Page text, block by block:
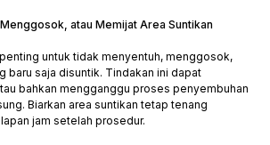
atau Memijat Area Suntikan
untuk tidak menyentuh, menggosok,
baru saja disuntik. Tindakan ini dapat
bahkan mengganggu proses penyembuhan
Biarkan area suntikan tetap tenang
jam setelah prosedur.